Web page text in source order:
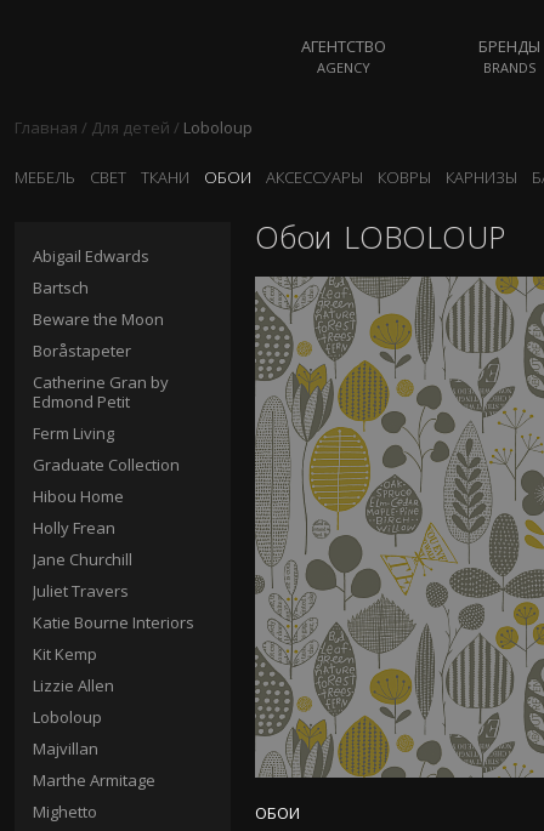
АГЕНТСТВО
AGENCY
БРЕНДЫ
BRANDS
Главная / Для детей / Loboloup
МЕБЕЛЬ СВЕТ ТКАНИ ОБОИ АКСЕССУАРЫ КОВРЫ КАРНИЗЫ
Abigail Edwards
Bartsch
Beware the Moon
Boråstapeter
Catherine Gran by
Edmond Petit
Ferm Living
Graduate Collection
Hibou Home
Holly Frean
Jane Churchill
Juliet Travers
Katie Bourne Interiors
Kit Kemp
Lizzie Allen
Loboloup
Majvillan
Marthe Armitage
Mighetto
Обои LOBOLOUP
ОБОИ